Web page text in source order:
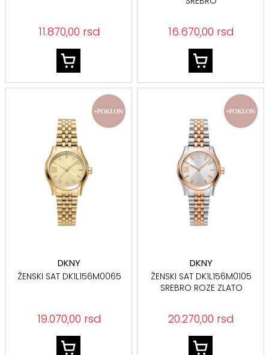
11.870,00 rsd 16.670,00 rsd
DKNY
ŽENSKI SAT DK1L156M0065
19.070,00 rsd
DKNY
ŽENSKI SAT DK1L156M0105
SREBRO ROZE ZLATO
20.270,00 rsd